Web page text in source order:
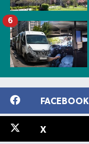
6
FACEBOOK
X